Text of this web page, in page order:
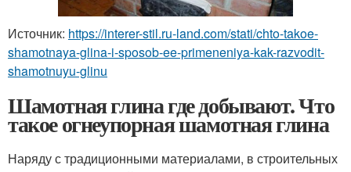
Источник: https://interer-stil.ru-land.com/stati/chto-takoe-
shamotnaya-glina-i-sposob-ee-primeneniya-kak-razvodit-
shamotnuyu-glinu
Шамотная глина где добывают. Что
такое огнеупорная шамотная глина
Наряду с традиционными материалами, в строительных